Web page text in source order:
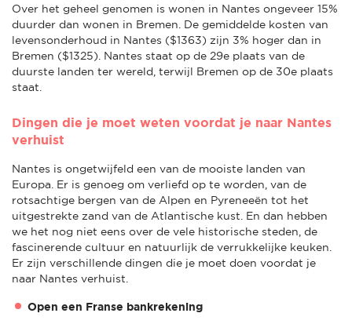
Over het geheel genomen is wonen in Nantes ongeveer 15%
duurder dan wonen in Bremen. De gemiddelde kosten van
levensonderhoud in Nantes ($1363) zijn 3% hoger dan in
Bremen ($1325). Nantes staat op de 29e plaats van de
duurste landen ter wereld, terwijl Bremen op de 30e plaats
staat.
Dingen die je moet weten voordat je naar Nantes
verhuist
Nantes is ongetwijfeld een van de mooiste landen van
Europa. Er is genoeg om verliefd op te worden, van de
rotsachtige bergen van de Alpen en Pyreneeën tot het
uitgestrekte zand van de Atlantische kust. En dan hebben
we het nog niet eens over de vele historische steden, de
fascinerende cultuur en natuurlijk de verrukkelijke keuken.
Er zijn verschillende dingen die je moet doen voordat je
naar Nantes verhuist.
Open een Franse bankrekening